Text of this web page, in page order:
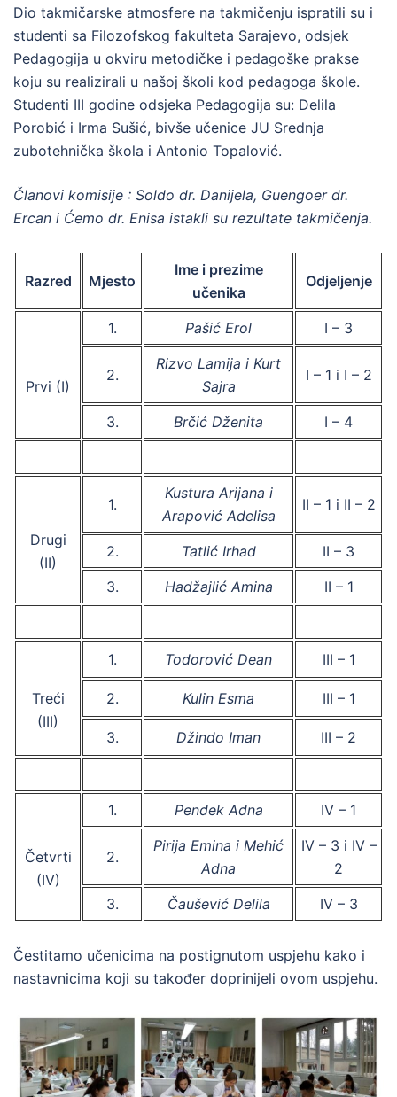
Dio takmičarske atmosfere na takmičenju ispratili su i
studenti sa Filozofskog fakulteta Sarajevo, odsjek
Pedagogija u okviru metodičke i pedagoške prakse
koju su realizirali u našoj školi kod pedagoga škole.
Studenti III godine odsjeka Pedagogija su: Delila
Porobić i Irma Sušić, bivše učenice JU Srednja
zubotehnička škola i Antonio Topalović.
Članovi komisije : Soldo dr. Danijela, Guengoer dr.
Ercan i Ćemo dr. Enisa istakli su rezultate takmičenja.
Razred Mjesto
Ime i prezime
učenika
Odjeljenje
Prvi (I)
1. Pašić Erol I – 3
2.
Rizvo Lamija i Kurt
Sajra
I – 1 i I – 2
3. Brčić Dženita I – 4
Drugi
(II)
1.
Kustura Arijana i
Arapović Adelisa
II – 1 i II – 2
2. Tatlić Irhad
II – 3
3.
Hadžajlić Amina II – 1
Treći
(III)
1. Todorović Dean III – 1
2. Kulin Esma III – 1
3. Džindo Iman III – 2
Četvrti
(IV)
1. Pendek Adna IV – 1
2.
Pirija Emina i Mehić
Adna
IV – 3 i IV –
2
3.
Čaušević Delila IV – 3
Čestitamo učenicima na postignutom uspjehu kako i
nastavnicima koji su također doprinijeli ovom uspjehu.